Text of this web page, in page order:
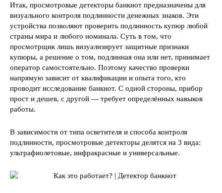
Итак, просмотровые детекторы банкнот предназначены для
визуального контроля подлинности денежных знаков. Эти
устройства позволяют проверить подлинность купюр любой
страны мира и любого номинала. Суть в том, что
просмотрщик лишь визуализирует защитные признаки
купюры, а решение о том, подлинная она или нет, принимает
оператор самостоятельно. Поэтому качество проверки
напрямую зависит от квалификации и опыта того, кто
проводит исследование банкнот. С одной стороны, прибор
прост и дешев, с другой — требует определённых навыков
работы.
В зависимости от типа осветителя и способа контроля
подлинности, просмотровые детекторы делятся на 3 вида:
ультрафиолетовые, инфракрасные и универсальные.